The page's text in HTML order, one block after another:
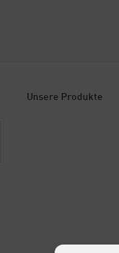
Unsere Produkte